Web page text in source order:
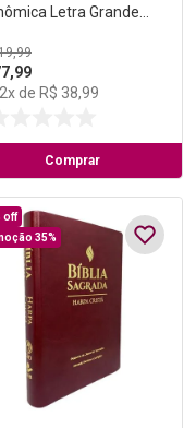
Letra Grande
,99
,99
2x de R$ 38,99
Comprar
off
35%